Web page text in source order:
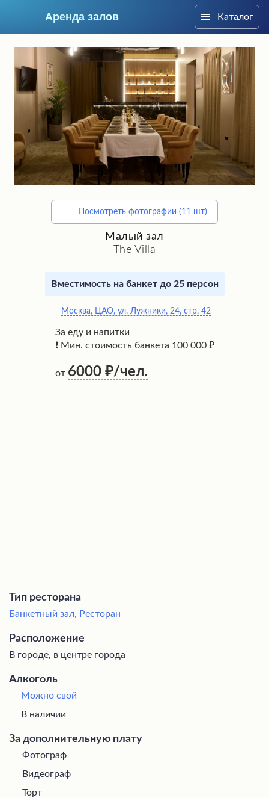
Аренда залов
Подберите мне зал
Каталог
Посмотреть фотографии (11 шт)
Малый зал
The Villa
Вместимость на банкет до 25 персон
Москва, ЦАО, ул. Лужники, 24, стр. 42
За еду и напитки
❗ Мин. стоимость банкета 100 000 ₽
от 6000 /чел.
Тип ресторана
Банкетный зал, Ресторан
Расположение
В городе, в центре города
Алкоголь
Можно свой
В наличии
За дополнительную плату
Фотограф
Видеограф
Торт